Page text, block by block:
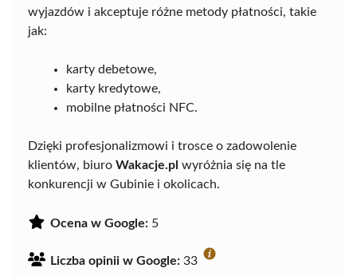
wyjazdów i akceptuje różne metody płatności, takie
jak:
karty debetowe,
karty kredytowe,
mobilne płatności NFC.
Dzięki profesjonalizmowi i trosce o zadowolenie
klientów, biuro Wakacje.pl wyróżnia się na tle
konkurencji w Gubinie i okolicach.
Ocena w Google: 5
Liczba opinii w Google: 33